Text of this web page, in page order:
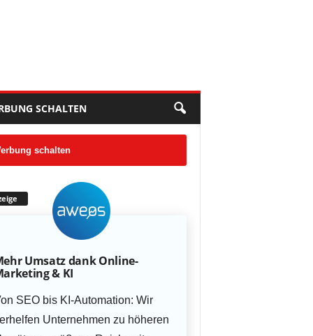
SCHALTEN
schalten
Umsatz dank Online-
& KI
SEO bis KI-Automation: Wir
Unternehmen zu höheren